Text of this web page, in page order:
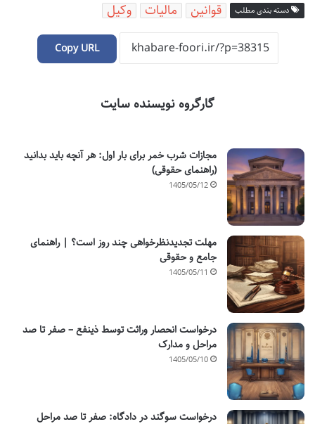
دسته بندی مطلب قوانین مالیات وکیل
Copy URL
گارگروه نویسنده سایت
مجازات شرب خمر برای بار اول: هر آنچه باید بدانید
(راهنمای حقوقی)
1405/05/12
مهلت تجدیدنظرخواهی چند روز است؟ | راهنمای
جامع و حقوقی
1405/05/11
درخواست انحصار وراثت توسط ذینفع – صفر تا صد
مراحل و مدارک
1405/05/10
درخواست سوگند در دادگاه: صفر تا صد مراحل